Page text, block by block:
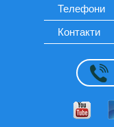
Телефони
Контакти